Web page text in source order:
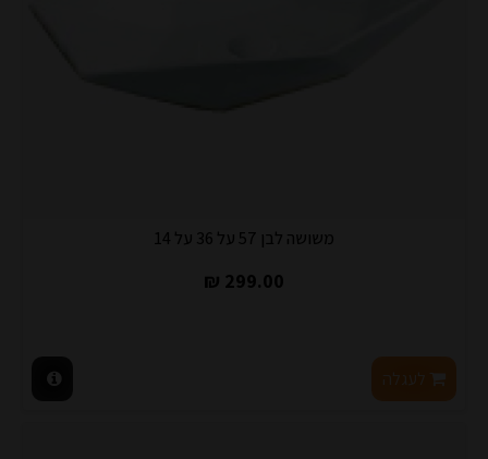
משושה לבן 57 על 36 על 14
299.00 ₪
לעגלה